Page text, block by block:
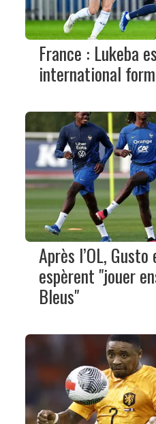
France : Lukeba
international
Après l’OL,
espèrent "jouer
Bleus"